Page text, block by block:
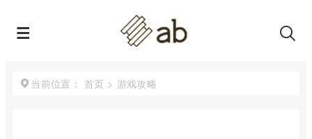
当前位置： 首页 > 游戏攻略